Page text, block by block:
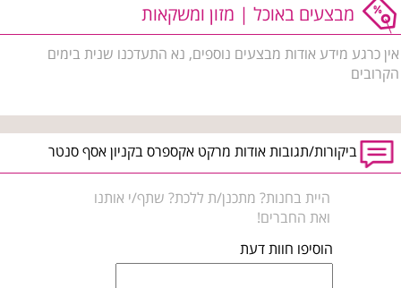
מבצעים באוכל | מזון ומשקאות
אין כרגע מידע אודות מבצעים נוספים, נא התעדכנו שנית בימים
הקרובים
ביקורות/תגובות אודות מרקט אקספרס בקניון אסף סנטר
היית בחנות? מתכנן/ת ללכת? שתף/י אותנו
ואת החברים!
הוסיפו חוות דעת